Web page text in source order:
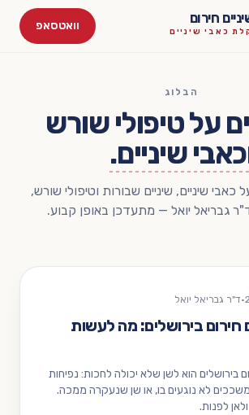
חירום
כאבי שיניים וואטסאפ
הבלוג
על טיפולי שורש
שיניים.
כאבי שיניים, שיניים שבורות וטיפולי שורש,
גבריאל יואל — מתעדכן באופן קבוע.
·ד"ר גבריאל יואל
חירום בירושלים: מה לעשות
בירושלים הוא לשן שלא יכולה לחכות: נפיחות
לא נוגעים בו, או שן שנעקרה ממכה.
לפנות.